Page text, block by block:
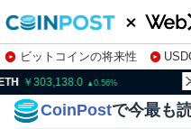
ビットコインの将来性
株特集・関連銘柄
0.56
CoinPostで今最も